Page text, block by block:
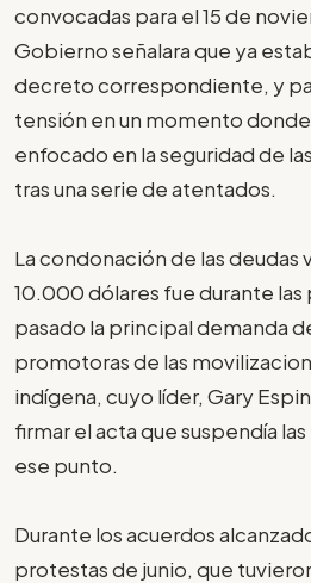
convocadas para el 15 de
Gobierno señalara que ya
decreto correspondiente, y
tensión en un momento
enfocado en la seguridad de
tras una serie de atentados.
La condonación de las deudas
10.000 dólares fue durante
pasado la principal demanda
promotoras de las
indígena, cuyo líder, Gary
firmar el acta que suspendía
ese punto.
Durante los acuerdos
protestas de junio, que